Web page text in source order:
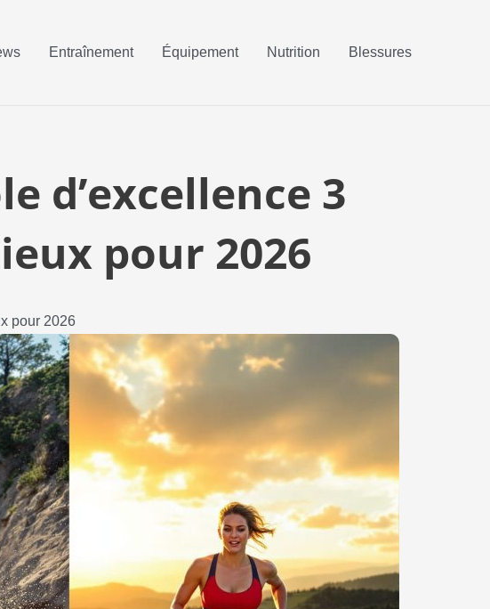
Entraînement Équipement Nutrition Blessures
d’excellence 3
pour 2026
pour 2026